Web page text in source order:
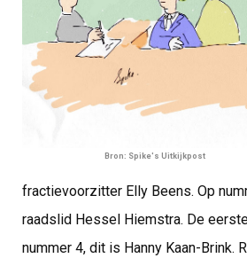
Bron: Spike's Uitkijkpost
fractievoorzitter Elly Beens. Op
raadslid Hessel Hiemstra. De
nummer 4, dit is Hanny Kaan-Brink.